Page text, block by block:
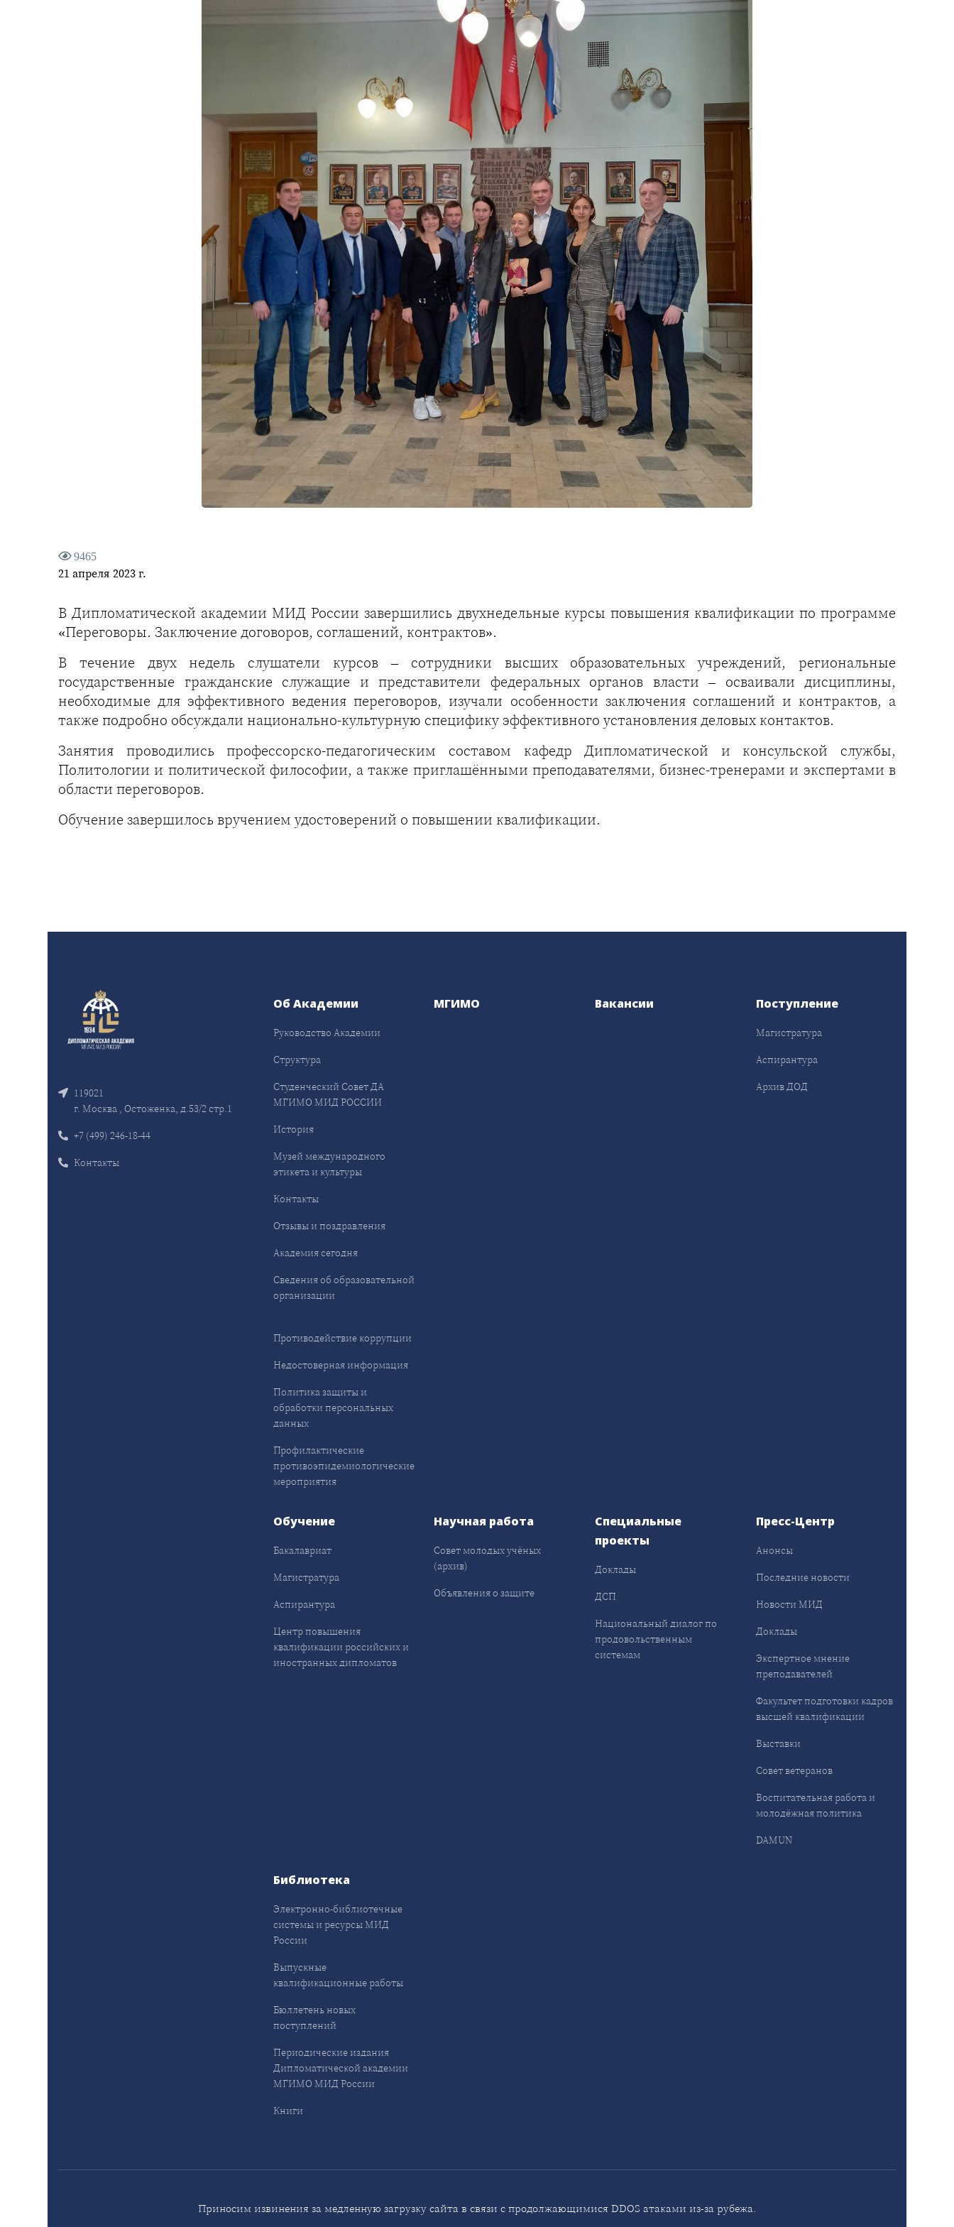
9465
21 апреля 2023 г.
В Дипломатической академии МИД России завершились двухнедельные курсы повышения квалификации по программе
«Переговоры. Заключение договоров, соглашений, контрактов».
В течение двух недель слушатели курсов – сотрудники высших образовательных учреждений, региональные
государственные гражданские служащие и представители федеральных органов власти – осваивали дисциплины,
необходимые для эффективного ведения переговоров, изучали особенности заключения соглашений и контрактов, а
также подробно обсуждали национально-культурную специфику эффективного установления деловых контактов.
Занятия проводились профессорско-педагогическим составом кафедр Дипломатической и консульской службы,
Политологии и политической философии, а также приглашёнными преподавателями, бизнес-тренерами и экспертами в
области переговоров.
Обучение завершилось вручением удостоверений о повышении квалификации.
119021
г. Москва , Остоженка, д.53/2 стр.1
+7 (499) 246-18-44
Контакты
Об Академии
Руководство Академии
Структура
Студенческий Совет ДА
МГИМО МИД РОССИИ
История
Музей международного
этикета и культуры
Контакты
Отзывы и поздравления
Академия сегодня
Сведения об образовательной
организации
Противодействие коррупции
Недостоверная информация
Политика защиты и
обработки персональных
данных
Профилактические
противоэпидемиологические
мероприятия
МГИМО Вакансии Поступление
Магистратура
Аспирантура
Архив ДОД
Обучение
Бакалавриат
Магистратура
Аспирантура
Центр повышения
квалификации российских и
иностранных дипломатов
Научная работа
Совет молодых учёных
(архив)
Объявления о защите
Специальные
проекты
Доклады
ДСП
Национальный диалог по
продовольственным
системам
Пресс-Центр
Анонсы
Последние новости
Новости МИД
Доклады
Экспертное мнение
преподавателей
Факультет подготовки кадров
высшей квалификации
Выставки
Совет ветеранов
Воспитательная работа и
молодёжная политика
DAMUN
Библиотека
Электронно-библиотечные
системы и ресурсы МИД
России
Выпускные
квалификационные работы
Бюллетень новых
поступлений
Периодические издания
Дипломатической академии
МГИМО МИД России
Книги
Приносим извинения за медленную загрузку сайта в связи с продолжающимися DDOS атаками из-за рубежа.